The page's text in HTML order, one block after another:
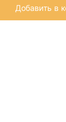
Добавить в